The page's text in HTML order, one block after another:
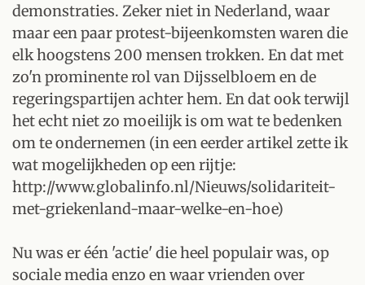
demonstraties. Zeker niet in Nederland, waar
maar een paar protest-bijeenkomsten waren die
elk hoogstens 200 mensen trokken. En dat met
zo'n prominente rol van Dijsselbloem en de
regeringspartijen achter hem. En dat ook terwijl
het echt niet zo moeilijk is om wat te bedenken
om te ondernemen (in een eerder artikel zette ik
wat mogelijkheden op een rijtje:
http://www.globalinfo.nl/Nieuws/solidariteit-
met-griekenland-maar-welke-en-hoe)
Nu was er één 'actie' die heel populair was, op
sociale media enzo en waar vrienden over